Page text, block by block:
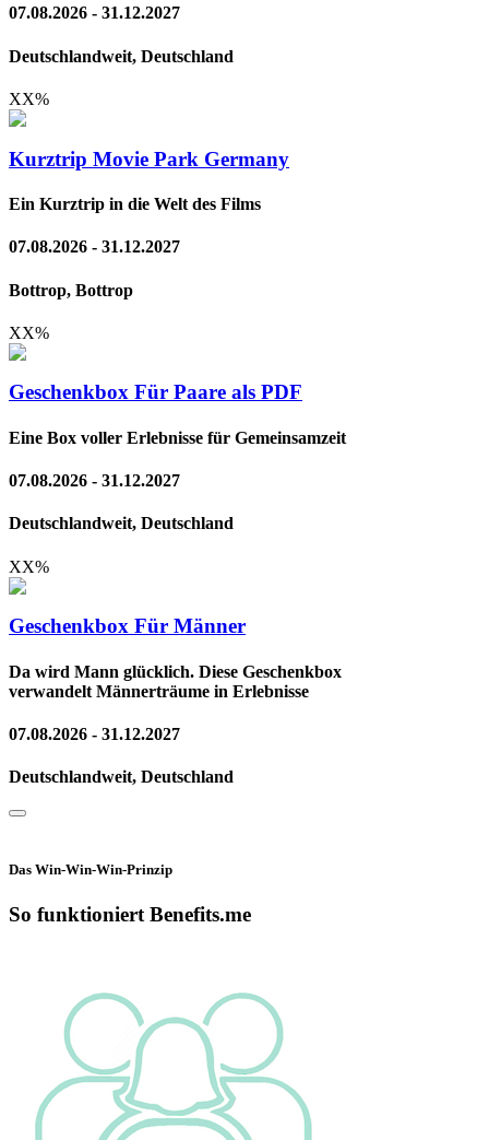
07.08.2026 - 31.12.2027
Deutschlandweit, Deutschland
XX%
Kurztrip Movie Park Germany
Ein Kurztrip in die Welt des Films
07.08.2026 - 31.12.2027
Bottrop, Bottrop
XX%
Geschenkbox Für Paare als PDF
Eine Box voller Erlebnisse für Gemeinsamzeit
07.08.2026 - 31.12.2027
Deutschlandweit, Deutschland
XX%
Geschenkbox Für Männer
Da wird Mann glücklich. Diese Geschenkbox
verwandelt Männerträume in Erlebnisse
07.08.2026 - 31.12.2027
Deutschlandweit, Deutschland
Das Win-Win-Win-Prinzip
So funktioniert Benefits.me